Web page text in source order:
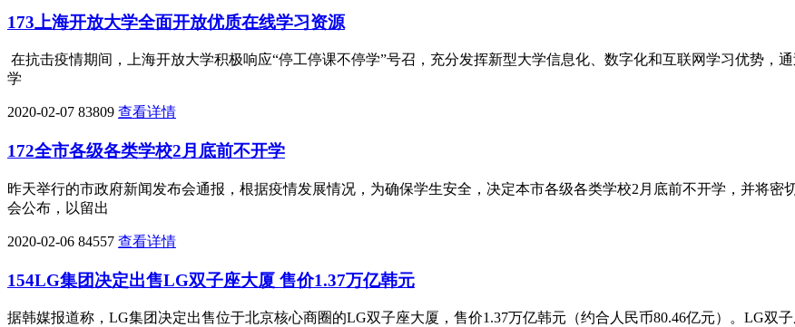
173上海开放大学全面开放优质在线学习资源
在抗击疫情期间，上海开放大学积极响应“停工停课不停学”号召，充分发挥新型大学信息化、数字化和互联网学习优势，
学
2020-02-07 83809 查看详情
172全市各级各类学校2月底前不开学
昨天举行的市政府新闻发布会通报，根据疫情发展情况，为确保学生安全，决定本市各级各类学校2月底前不开学，并将
会公布，以留出
2020-02-06 84557 查看详情
154LG集团决定出售LG双子座大厦 售价1.37万亿韩元
据韩媒报道称，LG集团决定出售位于北京核心商圈的LG双子座大厦，售价1.37万亿韩元（约合人民币80.46亿元）。LG双